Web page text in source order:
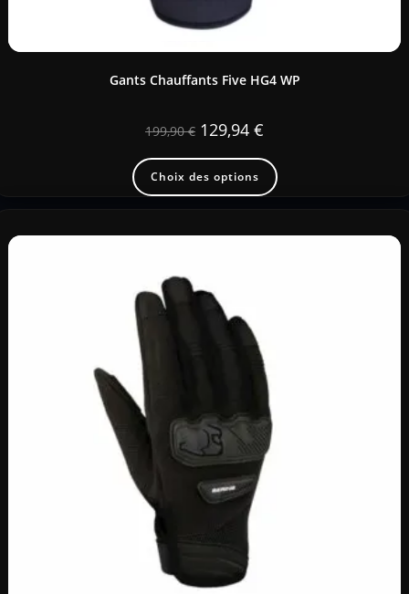
Gants Chauffants Five HG4 WP
199,90€ 129,94 €
Choix des options